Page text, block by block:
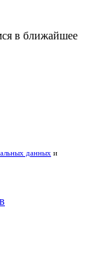
в ближайшее
данных и